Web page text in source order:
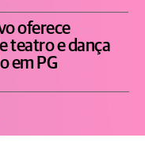
oferece
teatro e dança
em PG